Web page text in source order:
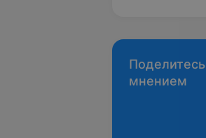
Поделитесь
мнением